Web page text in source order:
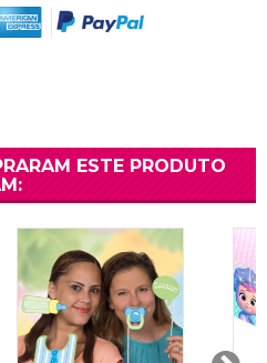
ESTE PRODUTO